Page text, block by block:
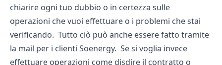
chiarire ogni tuo dubbio o in certezza sulle
operazioni che vuoi effettuare o i problemi che stai
verificando. Tutto ciò può anche essere fatto tramite
la mail per i clienti Soenergy. Se si voglia invece
effettuare operazioni come disdire il contratto o